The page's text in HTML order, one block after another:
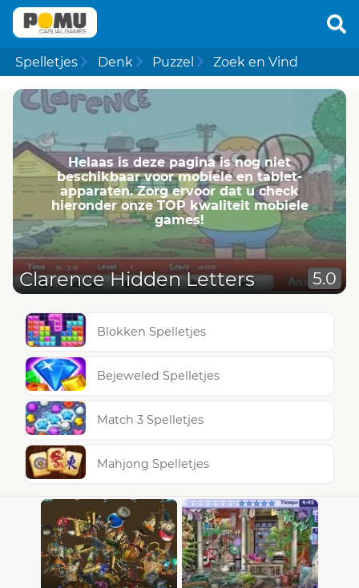
Spelletjes Denk Puzzel Zoek en Vind
Helaas is deze pagina is nog niet
beschikbaar voor mobiele en tablet-
apparaten. Zorg ervoor dat u check
hieronder onze TOP kwaliteit mobiele
games!
Clarence Hidden Letters 5.0
Blokken Spelletjes
Bejeweled Spelletjes
Match 3 Spelletjes
Mahjong Spelletjes